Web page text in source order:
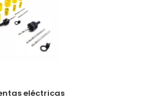
eléctricas